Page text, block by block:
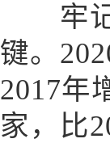
牢记
键。
2017年
家，比